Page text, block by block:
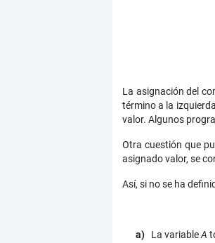
La asignación del
término a la
valor. Algunos
Otra cuestión que
asignado valor, se
Así, si no se ha
a) La variableA